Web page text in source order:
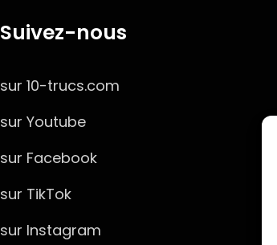
Suivez-nous
sur 10-trucs.com
sur Youtube
sur Facebook
sur TikTok
sur Instagram